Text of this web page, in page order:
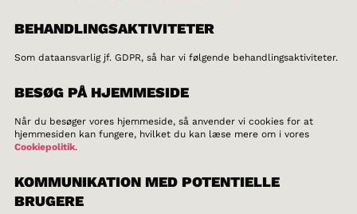
BEHANDLINGSAKTIVITETER
Som dataansvarlig jf. GDPR, så har vi følgende behandlingsaktiviteter.
BESØG PÅ HJEMMESIDE
Når du besøger vores hjemmeside, så anvender vi cookies for at
hjemmesiden kan fungere, hvilket du kan læse mere om i vores
Cookiepolitik.
KOMMUNIKATION MED POTENTIELLE
BRUGERE